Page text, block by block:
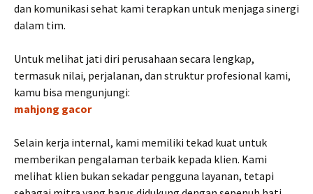
dan komunikasi sehat kami terapkan untuk menjaga sinergi
dalam tim.
Untuk melihat jati diri perusahaan secara lengkap,
termasuk nilai, perjalanan, dan struktur profesional kami,
kamu bisa mengunjungi:
mahjong gacor
Selain kerja internal, kami memiliki tekad kuat untuk
memberikan pengalaman terbaik kepada klien. Kami
melihat klien bukan sekadar pengguna layanan, tetapi